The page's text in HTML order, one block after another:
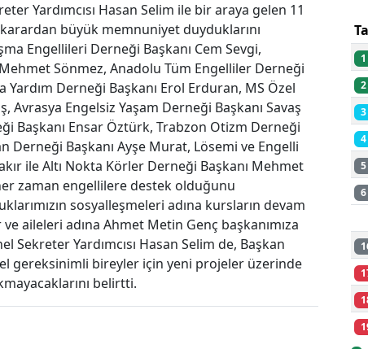
Yardımcısı Hasan Selim ile bir araya gelen 11
büyük memnuniyet duyduklarını
Engellileri Derneği Başkanı Cem Sevgi,
Sönmez, Anadolu Tüm Engelliler Derneği
Yardım Derneği Başkanı Erol Erduran, MS Özel
Avrasya Engelsiz Yaşam Derneği Başkanı Savaş
Başkanı Ensar Öztürk, Trabzon Otizm Derneği
Derneği Başkanı Ayşe Murat, Lösemi ve Engelli
ile Altı Nokta Körler Derneği Başkanı Mehmet
zaman engellilere destek olduğunu
sosyalleşmeleri adına kursların devam
aileleri adına Ahmet Metin Genç başkanımıza
Sekreter Yardımcısı Hasan Selim de, Başkan
gereksinimli bireyler için yeni projeler üzerinde
belirtti.
1
2
3
4
5
6